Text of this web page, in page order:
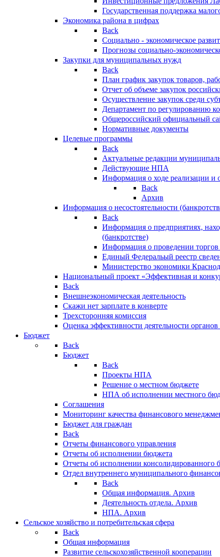
Государственная поддержка
Экономика района в цифрах
Back
Социально - экономическое
Прогнозы социально-
Закупки для муниципальных нужд
Back
План график закупок товаров,
Отчет об объеме закупок
Осуществление закупок среди
Департамент по регулированию
Общероссийский официальный
Нормативные документы
Целевые программы
Back
Актуальные редакции
Действующие НПА
Информация о ходе реализации
Back
Архив
Информация о несостоятельности
Back
Информация о предприятиях,
(банкротстве)
Информация о проведении
Единый Федеральый реестр
Министерство экономики
Национальный проект «Эффективная и
Back
Внешнеэкономическая деятельность
Скажи нет зарплате в конверте
Трехсторонняя комиссия
Оценка эффективности деятельности
Бюджет
Back
Бюджет
Back
Проекты НПА
Решение о местном бюджете
НПА об исполнении местного
Соглашения
Мониторинг качества финансового
Бюджет для граждан
Back
Отчеты финансового управления
Отчеты об исполнении бюджета
Отчеты об исполнении консолидированного
Отдел внутреннего муниципального
Back
Общая информация. Архив
Деятельность отдела. Архив
НПА. Архив
Сельское хозяйство и потребительская сфера
Back
Общая информация
Развитие сельскохозяйственной кооперации